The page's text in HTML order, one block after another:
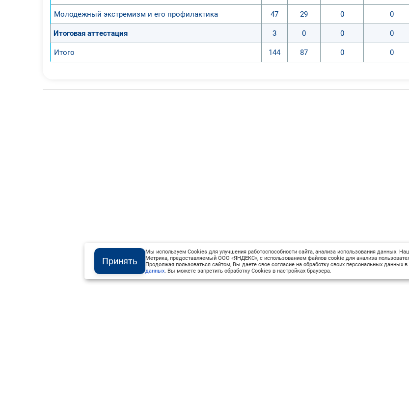
Молодежный экстремизм и его профилактика 47 29 0 0
Итоговая аттестация 3 0 0 0
Итого 144 87 0 0
Принять
Мы используем Cookies для улучшения работоспособности сайта, анализа использования данных.
Метрика, предоставляемый ООО «ЯНДЕКС», с использованием файлов cookie для анализа
Продолжая пользоваться сайтом, Вы даете свое согласие на обработку своих персональных данных в
данных . Вы можете запретить обработку Cookies в настройках браузера.